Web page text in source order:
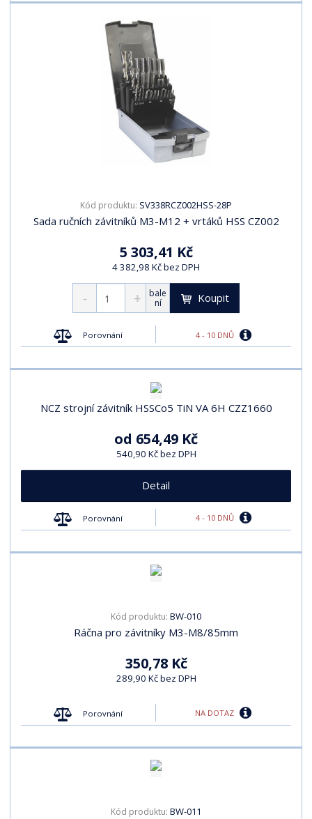
Kód produktu: SV338RCZ002HSS-28P
Sada ručních závitníků M3-M12 + vrtáků HSS CZ002
5 303,41 Kč
4 382,98 Kč bez DPH
bale
ní
Koupit
Porovnání 4 - 10 DNŮ
NCZ strojní závitník HSSCo5 TiN VA 6H CZZ1660
od 654,49 Kč
540,90 Kč bez DPH
Detail
Porovnání 4 - 10 DNŮ
Kód produktu: BW-010
Ráčna pro závitníky M3-M8/85mm
350,78 Kč
289,90 Kč bez DPH
Porovnání NA DOTAZ
Kód produktu: BW-011